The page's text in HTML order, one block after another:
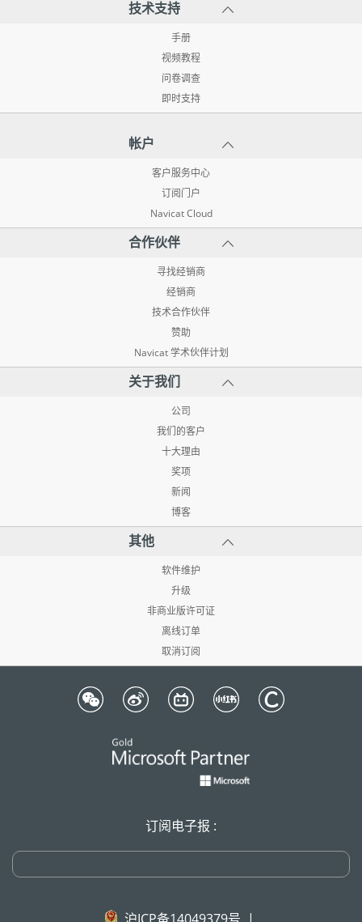
技术支持
手册
视频教程
问卷调查
即时支持
帐户
客户服务中心
订阅门户
Navicat Cloud
合作伙伴
寻找经销商
经销商
技术合作伙伴
赞助
Navicat 学术伙伴计划
关于我们
公司
我们的客户
十大理由
奖项
新闻
博客
其他
软件维护
升级
非商业版许可证
离线订单
取消订阅
订阅电子报 :